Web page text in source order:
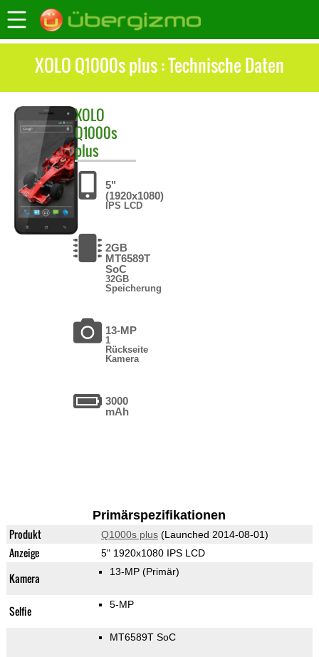
XOLO Q1000s plus : Technische Daten
XOLO
Q1000s
plus
5"
(1920x1080)
IPS LCD
2GB
MT6589T
SoC
32GB
Speicherung
13-MP
1
Rückseite
Kamera
3000
mAh
Primärspezifikationen
Produkt Q1000s plus(Launched 2014-08-01)
Anzeige 5" 1920x1080 IPS LCD
Kamera 13-MP (Primär)
Selfie 5-MP
MT6589T SoC